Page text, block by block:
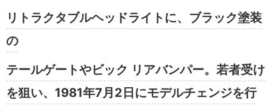
リトラクタブルヘッドライトに、ブラック塗装
の
テールゲートやビック リアバンパー。若者受け
を狙い、1981年7月2日にモデルチェンジを行